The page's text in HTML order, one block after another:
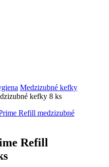
Medzizubné kefky
kefky 8 ks
Refill